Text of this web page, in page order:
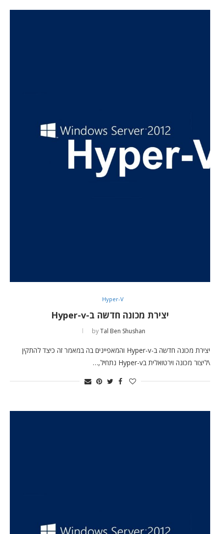
Hyper-V
יצירת מכונה חדשה ב-Hyper-v
byTal Ben Shushan
יצירת מכונה חדשה ב-Hyper-v והמאפיינים בה במאמר זה כיצד להתקין
\ליצור מכונה וירטואלית בHyper-v נתחיל,…